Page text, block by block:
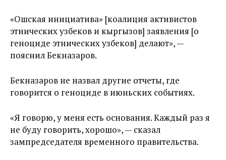
«Ошская инициатива» [коалиция активистов
этнических узбеков и кыргызов] заявления [о
геноциде этнических узбеков] делают», —
пояснил Бекназаров.
Бекназаров не назвал другие отчеты, где
говорится о геноциде в июньских событиях.
«Я говорю, у меня есть основания. Каждый раз я
не буду говорить, хорошо», — сказал
зампредседателя временного правительства.